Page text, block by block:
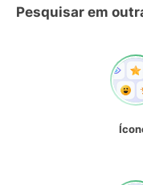
Pesquisar em